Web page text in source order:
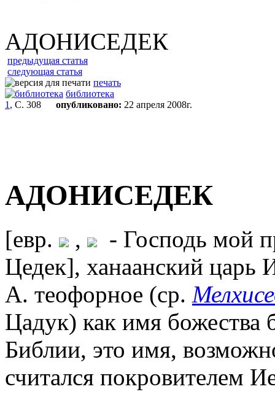
АДОНИСЕДЕК
предыдущая статья
следующая статья
печать
библиотека
1 , С. 308 опубликовано: 22 апреля 2008г.
АДОНИСЕДЕК
[евр. ,
- Господь мой
Цедек], ханаанский
А. теофорное (ср.
Цадук) как имя божества
Библии, это имя,
считался покровителем